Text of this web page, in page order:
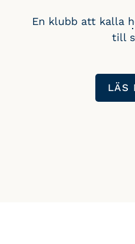
En klubb att kalla
till
LÄS